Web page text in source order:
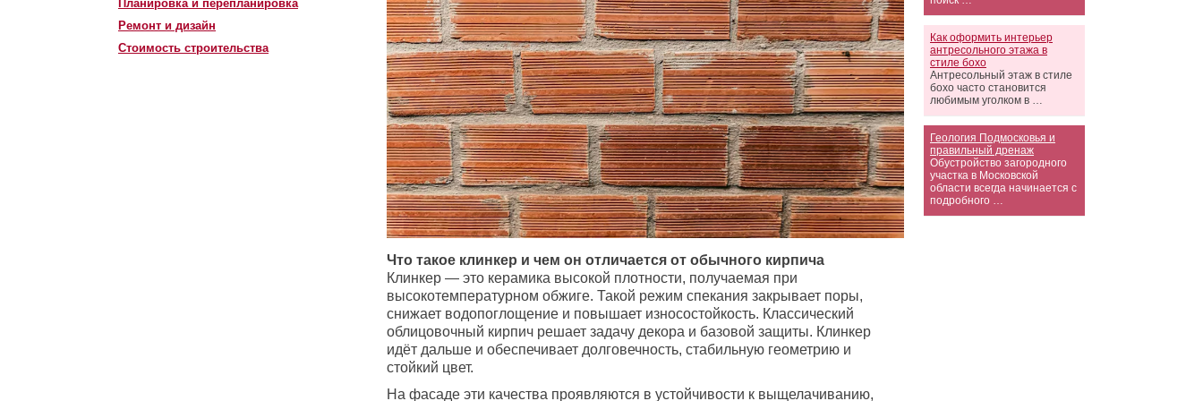
Планировка и перепланировка
Ремонт и дизайн
Стоимость строительства
Как оформить интерьер
антресольного этажа в
стиле бохо
Антресольный этаж в стиле
бохо часто становится
любимым уголком в …
Геология Подмосковья и
правильный дренаж
Обустройство загородного
участка в Московской
области всегда начинается с
подробного …
Что такое клинкер и чем он отличается от обычного кирпича
Клинкер — это керамика высокой плотности, получаемая при
высокотемпературном обжиге. Такой режим спекания закрывает поры,
снижает водопоглощение и повышает износостойкость. Классический
облицовочный кирпич решает задачу декора и базовой защиты. Клинкер
идёт дальше и обеспечивает долговечность, стабильную геометрию и
стойкий цвет.
На фасаде эти качества проявляются в устойчивости к выщелачиванию,